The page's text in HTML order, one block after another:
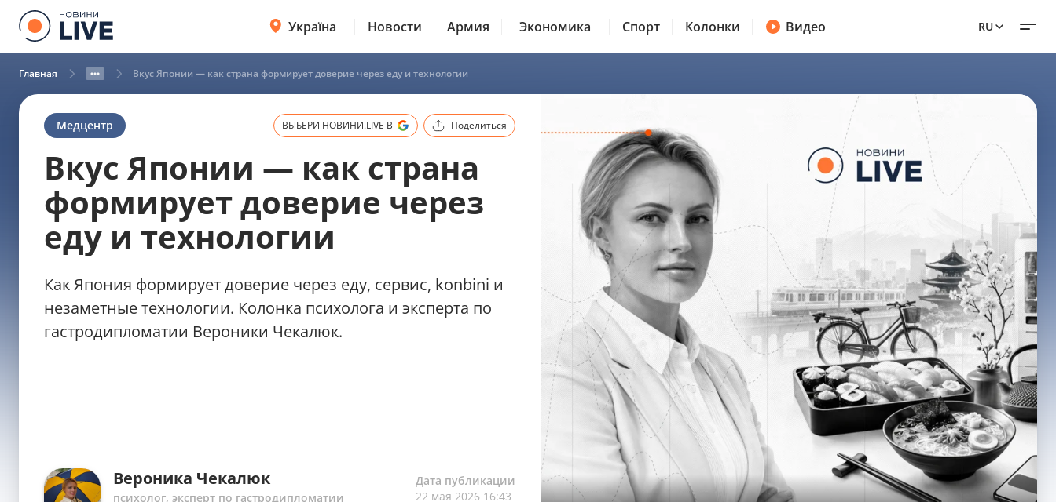
Україна Новости Армия Экономика Спорт Колонки Видео RU
Главная Вкус Японии — как страна формирует доверие через еду и технологии
Медцентр ВЫБЕРИ НОВИНИ.LIVE В Поделиться
Вкус Японии — как страна
формирует доверие через
еду и технологии
Как Япония формирует доверие через еду, сервис, konbini и
незаметные технологии. Колонка психолога и эксперта по
гастродипломатии Вероники Чекалюк.
Вероника Чекалюк
психолог, эксперт по гастродипломатии
Дата публикации
22 мая 2026 16:43